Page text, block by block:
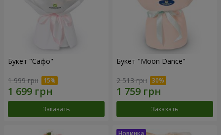
Букет "Сафо"
1 999 грн
Заказать
Букет "Moon Dance"
2 513 грн
Заказать